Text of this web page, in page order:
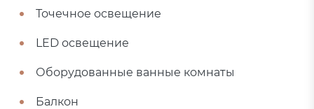
Точечное освещение
LED освещение
Оборудованные ванные комнаты
Балкон